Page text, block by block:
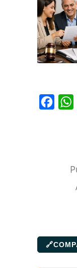
🔗